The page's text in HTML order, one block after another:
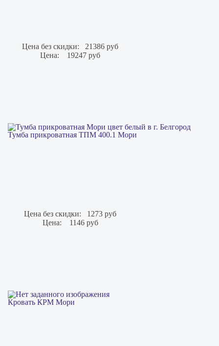
Цена без скидки:
21386 руб
Цена:
19247 руб
Тумба прикроватная ТПМ 400.1 Мори
Цена без скидки:
1273 руб
Цена:
1146 руб
Кровать КРМ Мори